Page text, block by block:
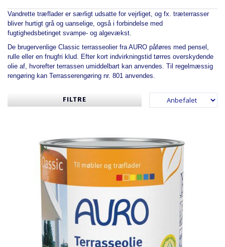
Vandrette træflader er særligt udsatte for vejrliget, og fx. træterrasser
bliver hurtigt grå og uanselige, også i forbindelse med
fugtighedsbetinget svampe- og algevækst.
De brugervenlige Classic terrasseolier fra AURO påføres med pensel,
rulle eller en fnugfri klud. Efter kort indvirkningstid tørres overskydende
olie af, hvorefter terrassen umiddelbart kan anvendes. Til regelmæssig
rengøring kan Terrasserengøring nr. 801 anvendes.
FILTRE